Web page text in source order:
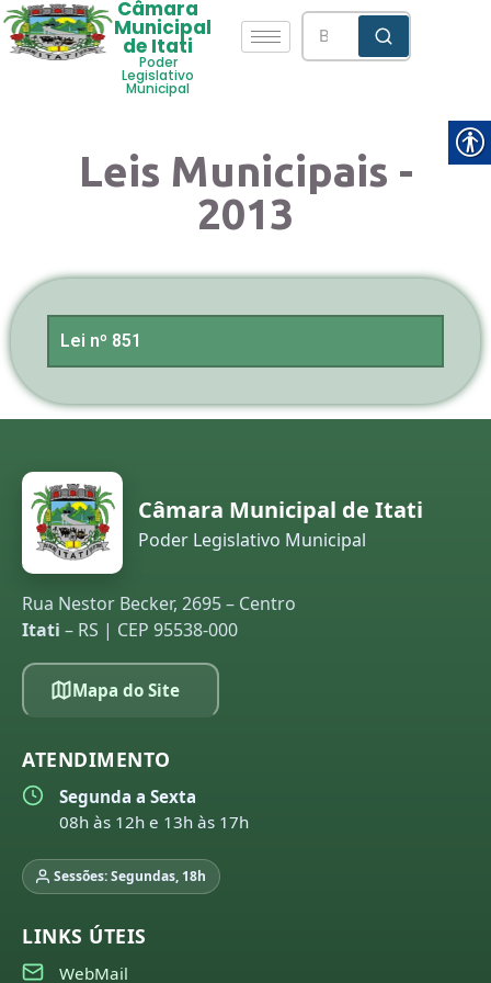
Câmara
Municipal
de Itati
Poder
Legislativo
Municipal
Leis Municipais -
2013
Lei nº 851
Câmara Municipal de Itati
Poder Legislativo Municipal
Rua Nestor Becker, 2695 – Centro
Itati – RS | CEP 95538-000
Mapa do Site
ATENDIMENTO
Segunda a Sexta
08h às 12h e 13h às 17h
Sessões: Segundas, 18h
LINKS ÚTEIS
WebMail